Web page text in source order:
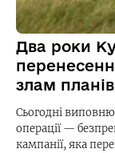
Два роки
злам
Сьогодні
операції —
кампанії, яка